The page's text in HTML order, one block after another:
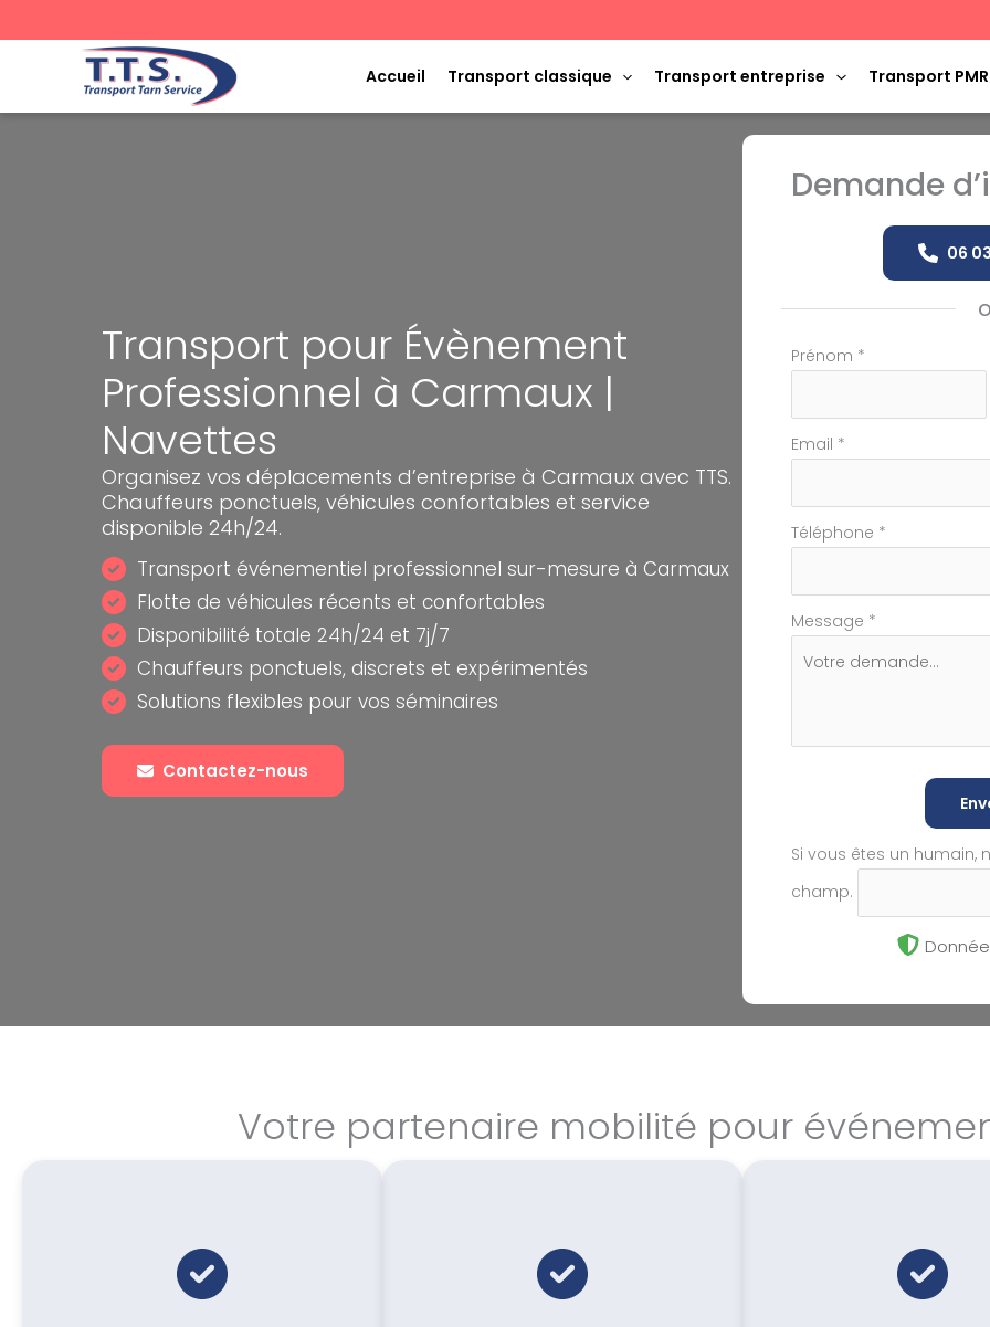
au
Accueil Transport classique Transport entreprise Transport PMR
Transport pour Évènement
Professionnel à Carmaux |
Navettes
Organisez vos déplacements d’entreprise à Carmaux avec TTS.
Chauffeurs ponctuels, véhicules confortables et service
disponible 24h/24.
Transport événementiel professionnel sur-mesure à Carmaux
Flotte de véhicules récents et confortables
Disponibilité totale 24h/24 et 7j/7
Chauffeurs ponctuels, discrets et expérimentés
Solutions flexibles pour vos séminaires
Contactez-nous
Demande
06
Formulaire
téléphone
Prénom *
Email *
Téléphone *
Message *
Si vous êtes un humain,
champ.
Votre partenaire mobilité pour